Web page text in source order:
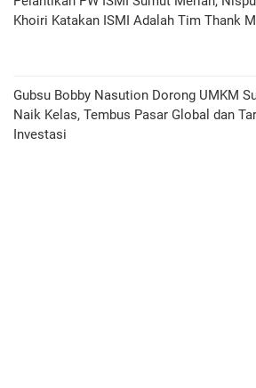
Khoiri Katakan ISMI Adalah Tim Thank
Gubsu Bobby Nasution Dorong UMKM
Naik Kelas, Tembus Pasar Global dan
Investasi